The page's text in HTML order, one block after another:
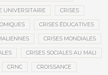
UNIVERSITAIRE CRISES
CRISES ÉDUCATIVES
CRISES MONDIALES
CRISES SOCIALES AU MALI
CRNC CROISSANCE